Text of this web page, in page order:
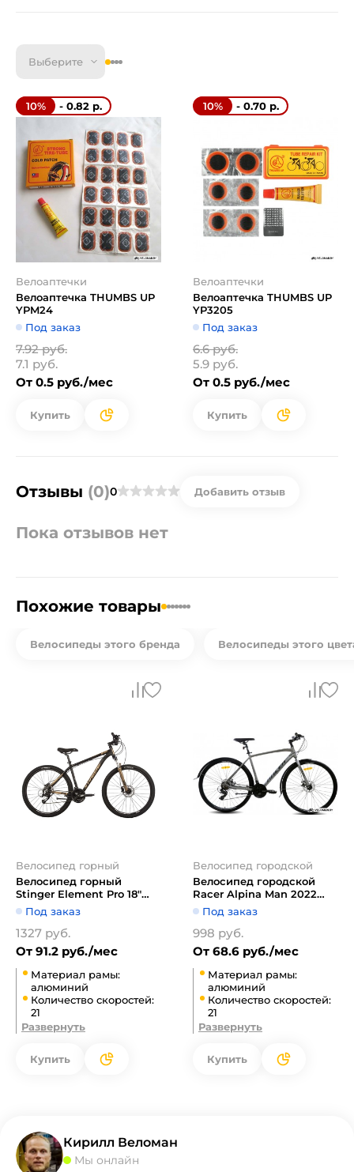
Выберите
10% - 0.82 р.
Велоаптечки
Велоаптечка THUMBS UP
YPM24
Под заказ
7.92 руб.
7.1 руб.
От 0.5 руб./мес
Купить
10% - 0.70 р.
Велоаптечки
Велоаптечка THUMBS UP
YP3205
Под заказ
6.6 руб.
5.9 руб.
От 0.5 руб./мес
Купить
Отзывы (0)0 Добавить отзыв
Пока отзывов нет
Похожие товары
Велосипеды этого бренда Велосипеды этого
Велосипед горный
Велосипед горный
Stinger Element Pro 18"
27.5" (золотистый)
Под заказ
1327 руб.
От 91.2 руб./мес
Материал рамы:
алюминий
Количество скоростей:
21
Развернуть
Купить
Велосипед городской
Велосипед городской
Racer Alpina Man 2022
(серый)
Под заказ
998 руб.
От 68.6 руб./мес
Материал рамы:
алюминий
Количество скоростей:
21
Развернуть
Купить
Кирилл Веломан
Мы онлайн